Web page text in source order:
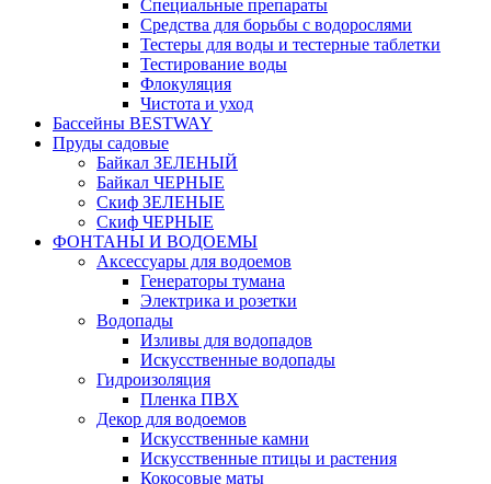
Специальные препараты
Средства для борьбы с водорослями
Тестеры для воды и тестерные таблетки
Тестирование воды
Флокуляция
Чистота и уход
Бассейны BESTWAY
Пруды садовые
Байкал ЗЕЛЕНЫЙ
Байкал ЧЕРНЫЕ
Скиф ЗЕЛЕНЫЕ
Скиф ЧЕРНЫЕ
ФОНТАНЫ И ВОДОЕМЫ
Аксессуары для водоемов
Генераторы тумана
Электрика и розетки
Водопады
Изливы для водопадов
Искусственные водопады
Гидроизоляция
Пленка ПВХ
Декор для водоемов
Искусственные камни
Искусственные птицы и растения
Кокосовые маты